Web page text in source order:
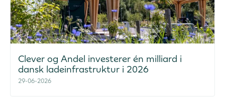
Clever og Andel investerer én milliard i
dansk ladeinfrastruktur i 2026
29-06-2026